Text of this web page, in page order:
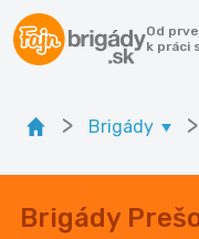
Od
k práci
> Brigády >
Brigády